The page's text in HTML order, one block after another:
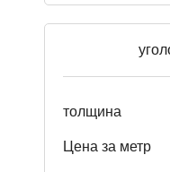
толщина
Цена за метр